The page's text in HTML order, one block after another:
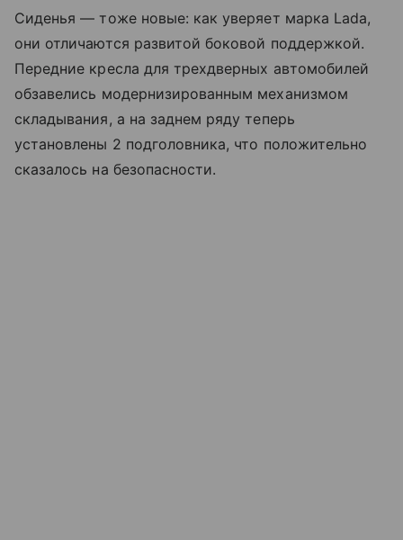
Сиденья — тоже новые: как уверяет марка Lada,
они отличаются развитой боковой поддержкой.
Передние кресла для трехдверных автомобилей
обзавелись модернизированным механизмом
складывания, а на заднем ряду теперь
установлены 2 подголовника, что положительно
сказалось на безопасности.